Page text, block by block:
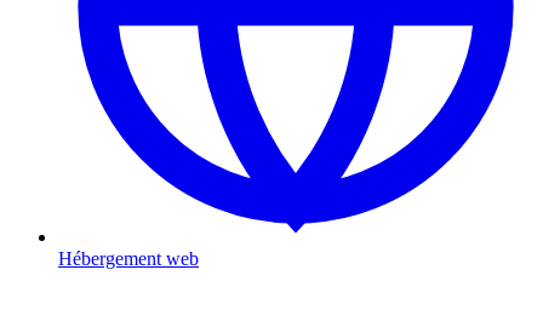
Hébergement web